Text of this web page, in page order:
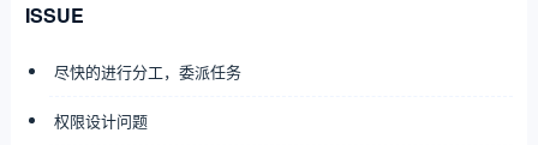
ISSUE
尽快的进行分工，委派任务
权限设计问题